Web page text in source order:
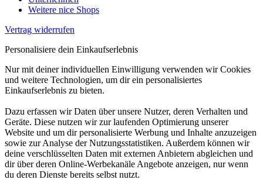
Weitere nice Shops
Vertrag widerrufen
Personalisiere dein Einkaufserlebnis
Nur mit deiner individuellen Einwilligung verwenden wir Cookies
und weitere Technologien, um dir ein personalisiertes
Einkaufserlebnis zu bieten.
Dazu erfassen wir Daten über unsere Nutzer, deren Verhalten und
Geräte. Diese nutzen wir zur laufenden Optimierung unserer
Website und um dir personalisierte Werbung und Inhalte anzuzeigen
sowie zur Analyse der Nutzungsstatistiken. Außerdem können wir
deine verschlüsselten Daten mit externen Anbietern abgleichen und
dir über deren Online-Werbekanäle Angebote anzeigen, nur wenn
du deren Dienste bereits selbst nutzt.